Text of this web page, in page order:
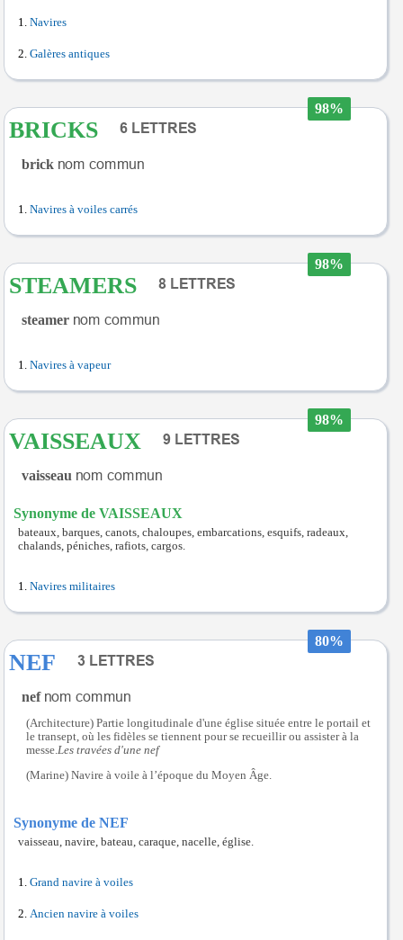
Navires
Galères antiques
98%
BRICKS
brick
Navires à voiles carrés
98%
STEAMERS
steamer
Navires à vapeur
98%
VAISSEAUX
vaisseau
Synonyme de VAISSEAUX
bateaux, barques, canots, chaloupes, embarcations, esquifs, radeaux,
chalands, péniches, rafiots, cargos.
Navires militaires
80%
NEF
nef
(Architecture) Partie longitudinale d'une église située entre le portail et
le transept, où les fidèles se tiennent pour se recueillir ou assister à la
messe. Les travées d'une nef
(Marine) Navire à voile à l’époque du Moyen Âge.
Synonyme de NEF
vaisseau, navire, bateau, caraque, nacelle, église.
Grand navire à voiles
Ancien navire à voiles